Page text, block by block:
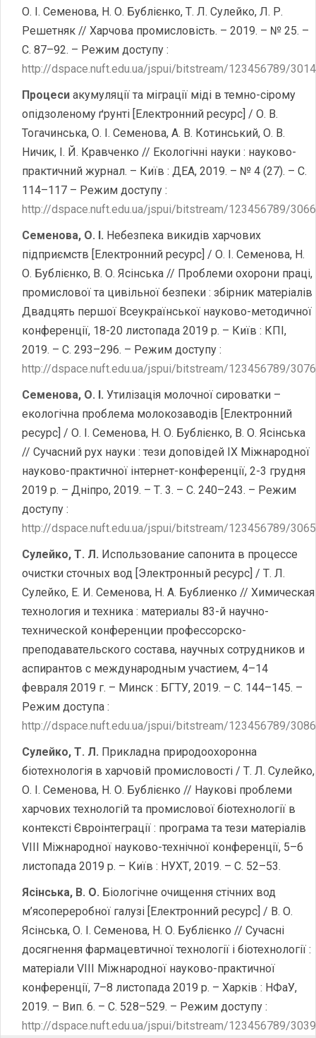
О. І. Семенова, Н. О. Бублієнко, Т. Л. Сулейко, Л. Р.
Решетняк // Харчова промисловість. – 2019. – № 25. –
С. 87–92. – Режим доступу :
http://dspace.nuft.edu.ua/jspui/bitstream/123456789/
Процеси акумуляції та міграції міді в темно-сірому
опідзоленому ґрунті [Електронний ресурс] / О. В.
Тогачинська, О. І. Семенова, А. В. Котинський, О. В.
Ничик, І. Й. Кравченко // Екологічні науки : науково-
практичний журнал. – Київ : ДЕА, 2019. – № 4 (27). – С.
114–117 – Режим доступу :
http://dspace.nuft.edu.ua/jspui/bitstream/123456789/
Семенова, О. І. Небезпека викидів харчових
підприємств [Електронний ресурс] / О. І. Семенова, Н.
О. Бублієнко, В. О. Ясінська // Проблеми охорони праці,
промислової та цивільної безпеки : збірник матеріалів
Двадцять першої Всеукраїнської науково-методичної
конференції, 18-20 листопада 2019 р. – Київ : КПІ,
2019. – С. 293–296. – Режим доступу :
http://dspace.nuft.edu.ua/jspui/bitstream/123456789/
Семенова, О. І. Утилізація молочної сироватки –
екологічна проблема молокозаводів [Електронний
ресурс] / О. І. Семенова, Н. О. Бублієнко, В. О. Ясінська
// Сучасний рух науки : тези доповідей IX Міжнародної
науково-практичної інтернет-конференції, 2-3 грудня
2019 р. – Дніпро, 2019. – Т. 3. – С. 240–243. – Режим
доступу :
http://dspace.nuft.edu.ua/jspui/bitstream/123456789/
Сулейко, Т. Л. Использование сапонита в процессе
очистки сточных вод [Электронный ресурс] / Т. Л.
Сулейко, Е. И. Семенова, Н. А. Бублиенко // Химическая
технология и техника : материалы 83-й научно-
технической конференции профессорско-
преподавательского состава, научных сотрудников и
аспирантов с международным участием, 4–14
февраля 2019 г. – Минск : БГТУ, 2019. – С. 144–145. –
Режим доступа :
http://dspace.nuft.edu.ua/jspui/bitstream/123456789/
Сулейко, Т. Л. Прикладна природоохоронна
біотехнологія в харчовій промисловості / Т. Л. Сулейко,
О. І. Семенова, Н. О. Бублієнко // Наукові проблеми
харчових технологій та промислової біотехнології в
контексті Євроінтеграції : програма та тези матеріалів
VIІI Міжнародної науково-технічної конференції, 5–6
листопада 2019 р. – Київ : НУХТ, 2019. – С. 52–53.
Ясінська, В. О. Біологічне очищення стічних вод
м’ясопереробної галузі [Електронний ресурс] / В. О.
Ясінська, О. І. Семенова, Н. О. Бублієнко // Сучасні
досягнення фармацевтичної технології і біотехнології :
матеріали VІІІ Міжнародної науково-практичної
конференції, 7–8 листопада 2019 р. – Харків : НФаУ,
2019. – Вип. 6. – С. 528–529. – Режим доступу :
http://dspace.nuft.edu.ua/jspui/bitstream/123456789/